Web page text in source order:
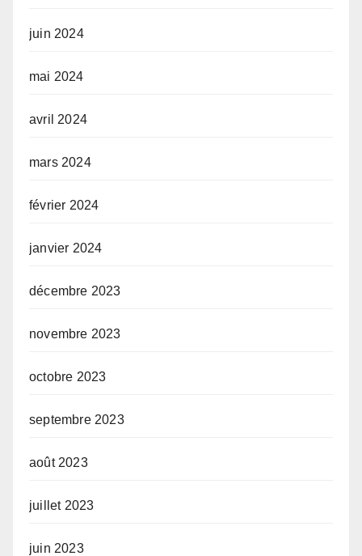
juin 2024
mai 2024
avril 2024
mars 2024
février 2024
janvier 2024
décembre 2023
novembre 2023
octobre 2023
septembre 2023
août 2023
juillet 2023
juin 2023